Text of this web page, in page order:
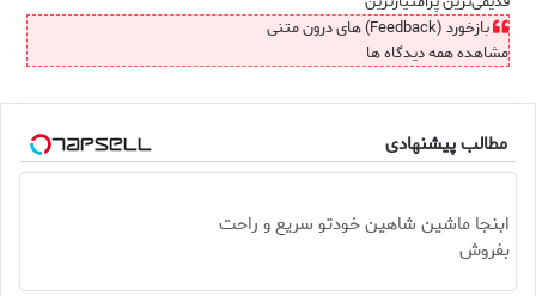
بازخورد (Feedback) های درون متنی
مشاهده همه دیدگاه ها
مطالب پیشنهادی
ابنجا ماشین شاهین خودتو سریع و راحت
بفروش